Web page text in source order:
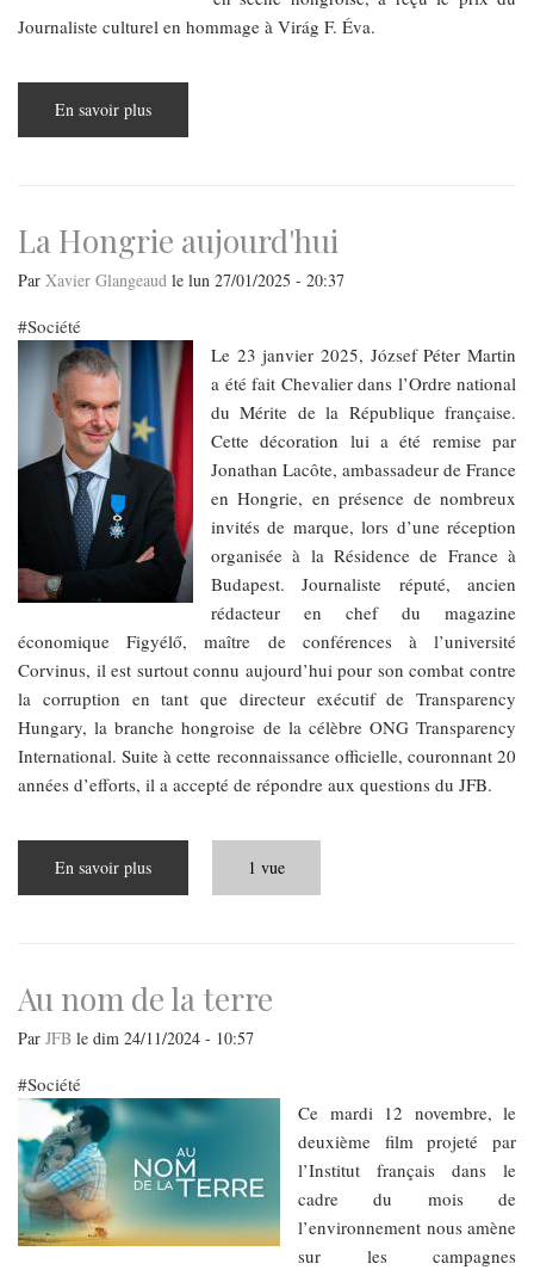
Journaliste culturel en hommage à Virág F. Éva.
En savoir plus
fête
presse
à
Budapest
La Hongrie aujourd'hui
Par Xavier Glangeaud le lun 27/01/2025 - 20:37
Société
Le 23 janvier 2025, József Péter Martin
a été fait Chevalier dans l’Ordre national
du Mérite de la République française.
Cette décoration lui a été remise par
Jonathan Lacôte, ambassadeur de France
en Hongrie, en présence de nombreux
invités de marque, lors d’une réception
organisée à la Résidence de France à
Budapest. Journaliste réputé, ancien
rédacteur en chef du magazine
économique Figyélő, maître de conférences à l’université
Corvinus, il est surtout connu aujourd’hui pour son combat contre
la corruption en tant que directeur exécutif de Transparency
Hungary, la branche hongroise de la célèbre ONG Transparency
International. Suite à cette reconnaissance officielle, couronnant 20
années d’efforts, il a accepté de répondre aux questions du JFB.
En savoir plus
Hongrie
1 vue
Au nom de la terre
Par JFB le dim 24/11/2024 - 10:57
Société
Ce mardi 12 novembre, le
deuxième film projeté par
l’Institut français dans le
cadre du mois de
l’environnement nous amène
sur les campagnes